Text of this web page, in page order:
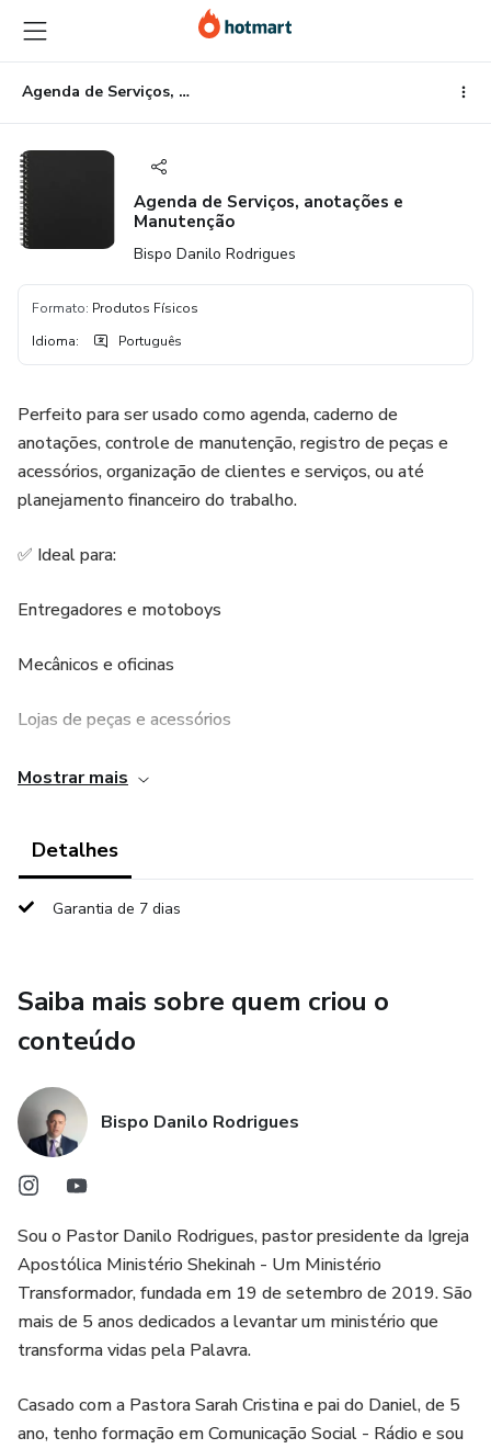
para
o
conteúdo
principal
para
o
pagamento
para
o
rodapé
Agenda de Serviços, anotações e Manutenção
Agenda de Serviços, anotações e
Manutenção
Bispo Danilo Rodrigues
Formato: Produtos Físicos
Idioma: Português
Perfeito para ser usado como agenda, caderno de
anotações, controle de manutenção, registro de peças e
acessórios, organização de clientes e serviços, ou até
planejamento financeiro do trabalho.
✅ Ideal para:
Entregadores e motoboys
Mecânicos e oficinas
Lojas de peças e acessórios
Motociclistas em geral
Organize suas ideias, seus pedidos e sua rotina com estilo
e eficiência.
Mostrar mais
Detalhes
Garantia de 7 dias
Saiba mais sobre quem criou o
conteúdo
Bispo Danilo Rodrigues
Sou o Pastor Danilo Rodrigues, pastor presidente da Igreja
Apostólica Ministério Shekinah - Um Ministério
Transformador, fundada em 19 de setembro de 2019. São
mais de 5 anos dedicados a levantar um ministério que
transforma vidas pela Palavra.
Casado com a Pastora Sarah Cristina e pai do Daniel, de 5
ano, tenho formação em Comunicação Social - Rádio e sou